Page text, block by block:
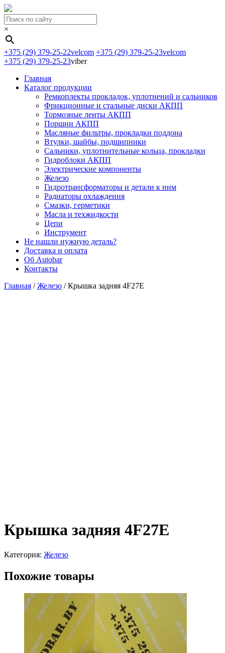
×
+375 (29) 379-25-22velcom +375 (29) 379-25-23velcom
+375 (29) 379-25-23viber
Главная
Каталог продукции
Ремкоплекты прокладок, уплотнений и сальников
Фрикционные и стальные диски АКПП
Тормозные ленты АКПП
Поршни АКПП
Масляные фильтры, прокладки поддона
Втулки, шайбы, подшипники
Сальники, уплотнительные кольца, прокладки
Гидроблоки АКПП
Электрические компоненты
Железо
Гидротрансформаторы и детали к ним
Радиаторы охлаждения
Смазки, герметики
Масла и техжидкости
Цепи
Инструмент
Не нашли нужную деталь?
Доставка и оплата
Об Autobar
Контакты
Главная /Железо /Крышка задняя 4F27E
Крышка задняя 4F27E
Категория: Железо
Похожие товары